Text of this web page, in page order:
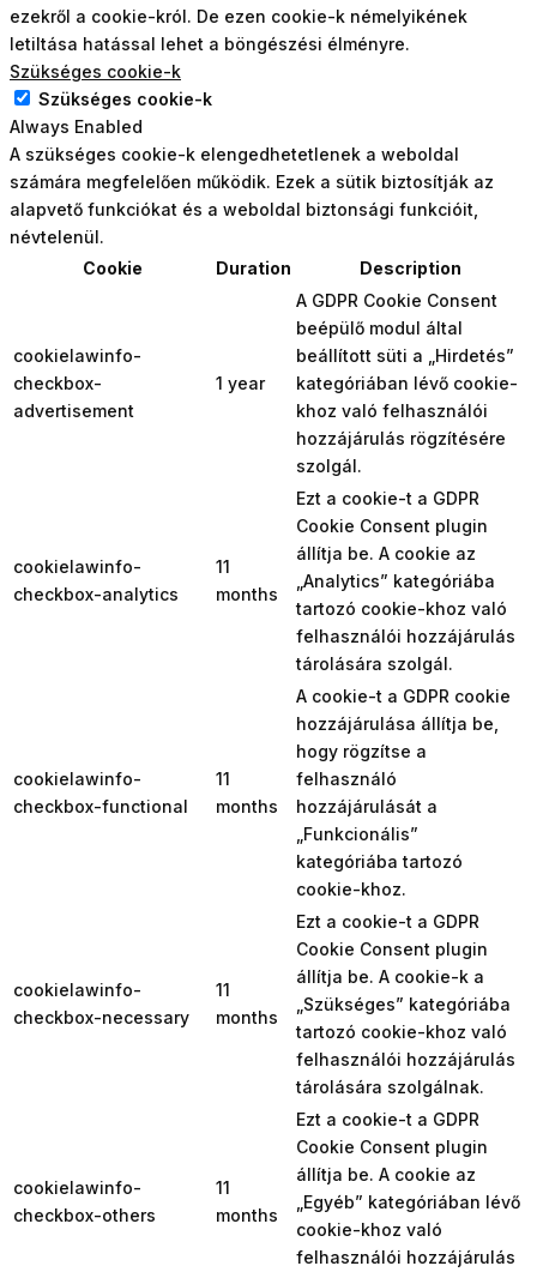
ezekről a cookie-król. De ezen cookie-k némelyikének
letiltása hatással lehet a böngészési élményre.
Szükséges cookie-k
Szükséges cookie-k
Always Enabled
A szükséges cookie-k elengedhetetlenek a weboldal
számára megfelelően működik. Ezek a sütik biztosítják az
alapvető funkciókat és a weboldal biztonsági funkcióit,
névtelenül.
Cookie
Duration Description
cookielawinfo-
checkbox-
advertisement
1 year
A GDPR Cookie Consent
beépülő modul által
beállított süti a „Hirdetés”
kategóriában lévő cookie-
khoz való felhasználói
hozzájárulás rögzítésére
szolgál.
cookielawinfo-
checkbox-analytics
11
months
Ezt a cookie-t a GDPR
Cookie Consent plugin
állítja be. A cookie az
„Analytics” kategóriába
tartozó cookie-khoz való
felhasználói hozzájárulás
tárolására szolgál.
cookielawinfo-
checkbox-functional
11
months
A cookie-t a GDPR cookie
hozzájárulása állítja be,
hogy rögzítse a
felhasználó
hozzájárulását a
„Funkcionális”
kategóriába tartozó
cookie-khoz.
cookielawinfo-
checkbox-necessary
11
months
Ezt a cookie-t a GDPR
Cookie Consent plugin
állítja be. A cookie-k a
„Szükséges” kategóriába
tartozó cookie-khoz való
felhasználói hozzájárulás
tárolására szolgálnak.
cookielawinfo-
checkbox-others
11
months
Ezt a cookie-t a GDPR
Cookie Consent plugin
állítja be. A cookie az
„Egyéb” kategóriában lévő
cookie-khoz való
felhasználói hozzájárulás